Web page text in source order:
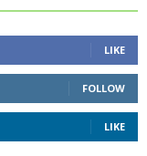
LIKE
FOLLOW
LIKE